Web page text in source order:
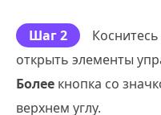
Шаг 2
открыть элементы
Более кнопка со
верхнем углу.